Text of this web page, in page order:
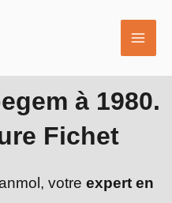
à 1980.
Fichet
votre expert en